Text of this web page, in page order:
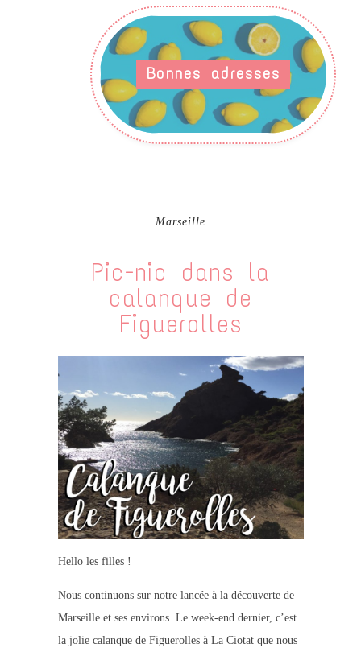
Bonnes adresses
Marseille
Pic-nic dans la
calanque de
Figuerolles
Hello les filles !
Nous continuons sur notre lancée à la découverte de
Marseille et ses environs. Le week-end dernier, c’est
la jolie calanque de Figuerolles à La Ciotat que nous